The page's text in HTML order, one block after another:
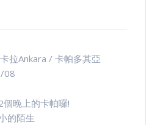
拉Ankara / 卡帕多其亞
08
晚上的卡帕囉!
的陌生